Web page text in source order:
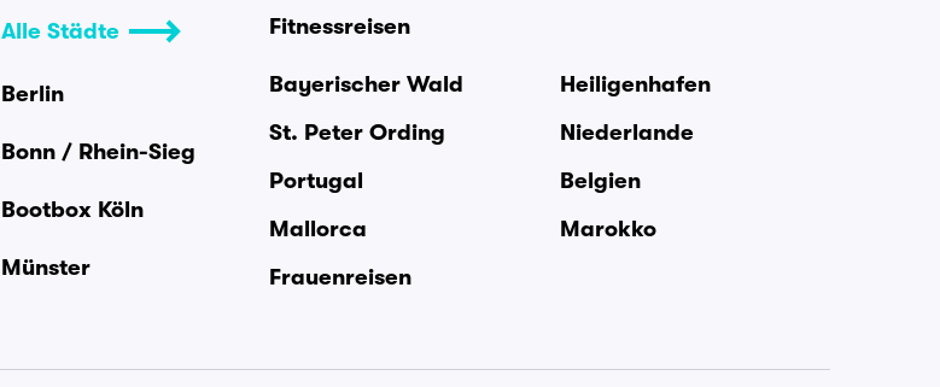
Alle Städte
Berlin
Bonn / Rhein-Sieg
Bootbox Köln
Münster
Fitnessreisen
Bayerischer Wald
Heiligenhafen
St. Peter Ording
Niederlande
Portugal
Belgien
Mallorca
Marokko
Frauenreisen